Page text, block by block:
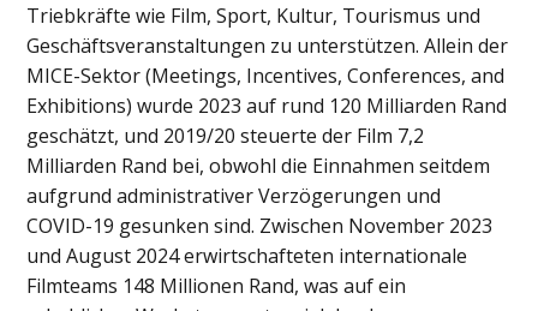
Triebkräfte wie Film, Sport, Kultur, Tourismus und
Geschäftsveranstaltungen zu unterstützen. Allein der
MICE-Sektor (Meetings, Incentives, Conferences, and
Exhibitions) wurde 2023 auf rund 120 Milliarden Rand
geschätzt, und 2019/20 steuerte der Film 7,2
Milliarden Rand bei, obwohl die Einnahmen seitdem
aufgrund administrativer Verzögerungen und
COVID-19 gesunken sind. Zwischen November 2023
und August 2024 erwirtschafteten internationale
Filmteams 148 Millionen Rand, was auf ein